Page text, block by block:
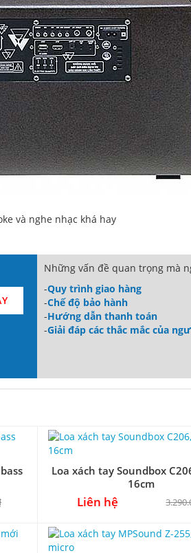
và nghe nhạc khá hay
Những vấn đề quan trọng mà
-Quy trình giao hàng
-Chế độ bảo hành
-Hướng dẫn thanh toán
-Giải đáp các thắc mắc của
Loa xách tay Soundbox
16cm
Liên hệ